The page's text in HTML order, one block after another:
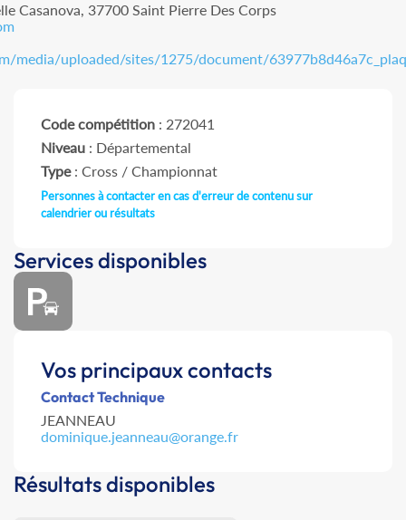
Casanova, 37700 Saint Pierre Des Corps
media/uploaded/sites/1275/document/
Code compétition : 272041
Niveau : Départemental
Type: Cross / Championnat
Personnes à contacter en cas d'erreur de contenu sur
calendrier ou résultats
Services disponibles
Vos principaux contacts
Contact Technique
JEANNEAU
dominique.jeanneau@orange.fr
Résultats disponibles